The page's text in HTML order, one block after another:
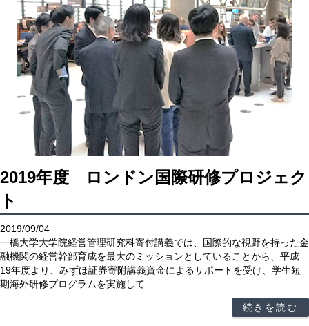
2019年度 ロンドン国際研修プロジェク
ト
2019/09/04
一橋大学大学院経営管理研究科寄付講義では、国際的な視野を持った金
融機関の経営幹部育成を最大のミッションとしていることから、平成
19年度より、みずほ証券寄附講義資金によるサポートを受け、学生短
期海外研修プログラムを実施して …
続きを読む